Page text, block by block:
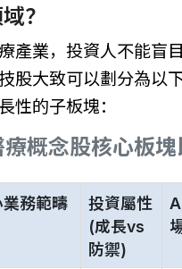
？
產業，投資人不能盲
股大致可以劃分為以
性的子板塊：
概念股核心板
務範疇
投資屬性
(成長vs
防禦)